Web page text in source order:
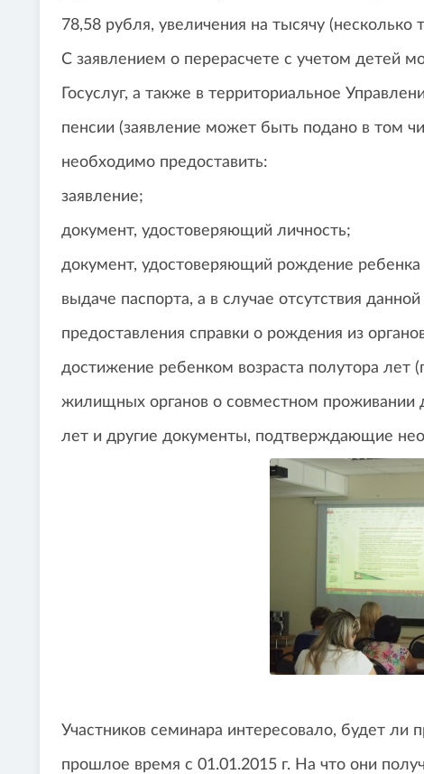
78,58 рубля, увеличения на тысячу
С заявлением о перерасчете с учетом детей
Госуслуг, а также в территориальное
пенсии (заявление может быть подано в том
необходимо предоставить:
заявление;
документ, удостоверяющий личность;
документ, удостоверяющий рождение
выдаче паспорта, а в случае отсутствия
предоставления справки о рождения из
достижение ребенком возраста полутора лет
жилищных органов о совместном проживании
лет и другие документы, подтверждающие
Участников семинара интересовало, будет ли
прошлое время с 01.01.2015 г. На что они